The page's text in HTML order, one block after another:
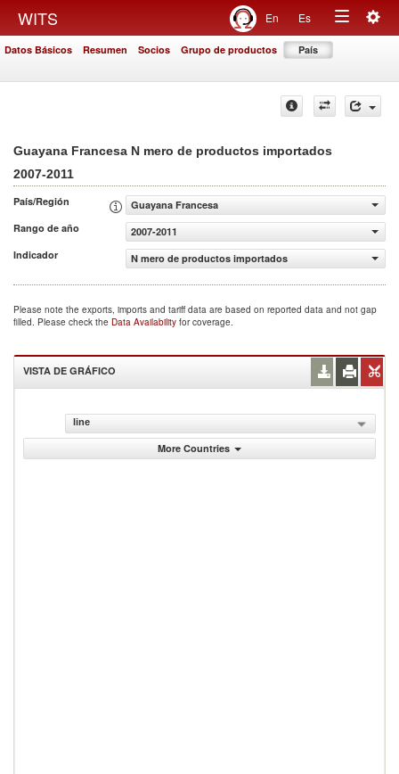
WITS En Es
Toggle
Datos Básicos Resumen Socios Grupo de productos País
Guayana Francesa N mero de productos importados
2007-2011
País/Región
Guayana Francesa
Rango de año
2007-2011
Indicador
N mero de productos importados
Please note the exports, imports and tariff data are based on reported data and not gap
filled. Please check the Data Availability for coverage.
VISTA DE GRÁFICO
line
More Countries